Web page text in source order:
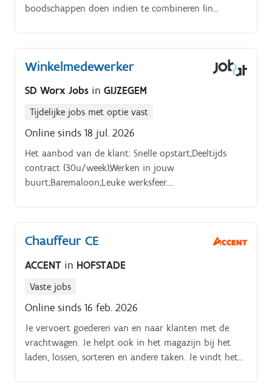
boodschappen doen indien te combineren (in
auto Licht huishoudelijke taken (flesjes of
brooddoosjes afwassen, vaatwas uitladen, was
insteken en opplooien, heel af en toe iets strijken,).
Winkelmedewerker
SD Worx Jobs in GIJZEGEM
Tijdelijke jobs met optie vast
Online sinds 18 jul. 2026
Het aanbod van de klant: Snelle opstart;Deeltijds
contract (30u/week);Werken in jouw
buurt;Baremaloon;Leuke werksfeer.
Chauffeur CE
ACCENT in HOFSTADE
Vaste jobs
Online sinds 16 feb. 2026
Je vervoert goederen van en naar klanten met de
vrachtwagen. Je helpt ook in het magazijn bij het
laden, lossen, sorteren en andere taken. Je vindt het